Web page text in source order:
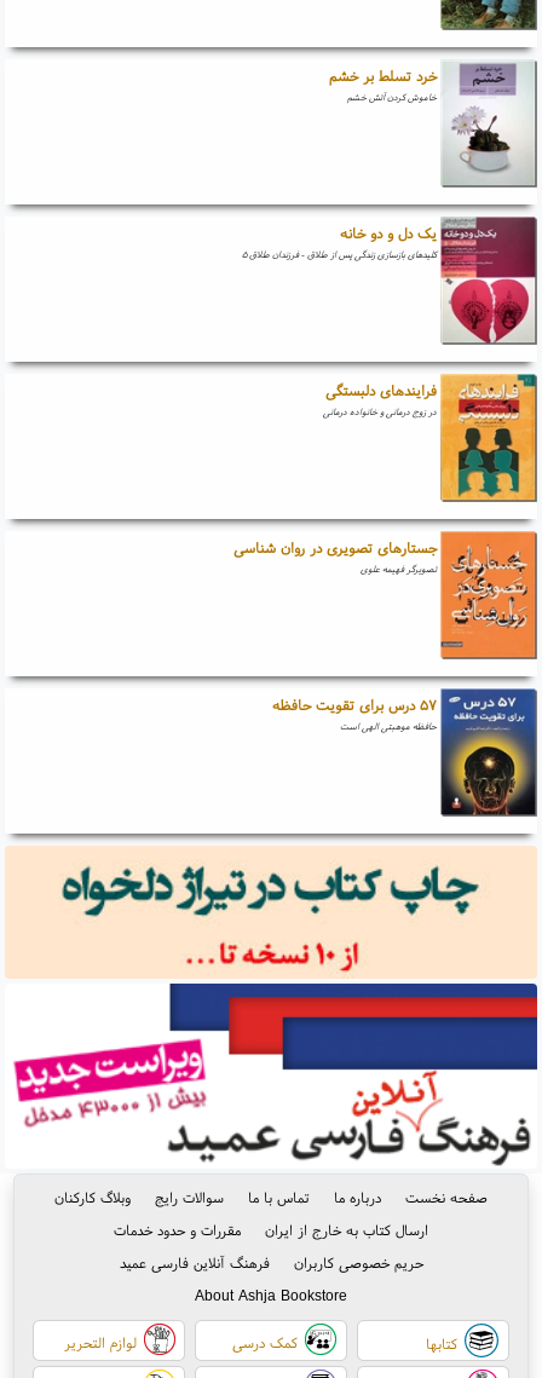
خرد تسلط بر خشم
خاموش کردن آتش خشم
یک دل و دو خانه
کلیدهای بازسازی زندگی پس از طلاق - فرزندان طلاق ۵
فرایندهای دلبستگی
در زوج درمانی و خانواده درمانی
جستارهای تصویری در روان شناسی
تصویرگر فهیمه علوی
۵۷ درس برای تقویت حافظه
حافظه موهبتی الهی است
صفحه نخست درباره ما تماس با ما سوالات رایج
وبلاگ کارکنان
ارسال کتاب به خارج از ایران
مقررات و حدود خدمات
حریم خصوصی کاربران
فرهنگ آنلاین فارسی عمید
About Ashja Bookstore
کتابها کمک درسی لوازم التحریر